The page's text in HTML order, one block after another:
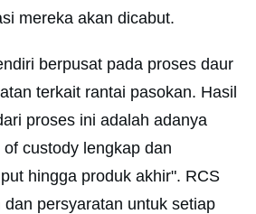
mereka akan dicabut.
berpusat pada proses daur
terkait rantai pasokan. Hasil
proses ini adalah adanya
custody lengkap dan
hingga produk akhir". RCS
persyaratan untuk setiap